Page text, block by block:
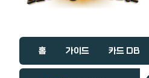
홈 가이드 카드 DB